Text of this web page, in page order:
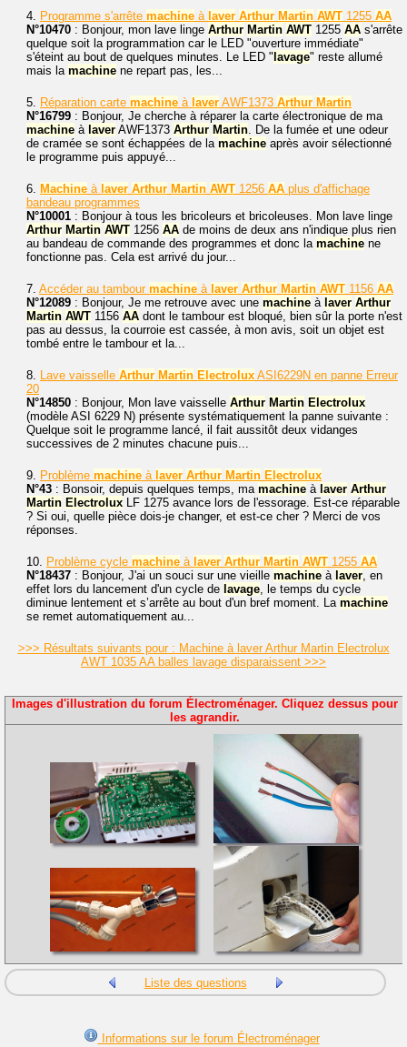
4. Programme s'arrête machine à laver Arthur Martin AWT 1255 AA
N°10470 : Bonjour, mon lave linge Arthur Martin AWT 1255 AA s'arrête
quelque soit la programmation car le LED "ouverture immédiate"
s'éteint au bout de quelques minutes. Le LED " lavage" reste allumé
mais la machine ne repart pas, les...
5. Réparation carte machine à laver AWF1373 Arthur Martin
N°16799 : Bonjour, Je cherche à réparer la carte électronique de ma
machine à laver AWF1373 Arthur Martin. De la fumée et une odeur
de cramée se sont échappées de la machine après avoir sélectionné
le programme puis appuyé...
6. Machine à laver Arthur Martin AWT 1256 AA plus d'affichage
bandeau programmes
N°10001 : Bonjour à tous les bricoleurs et bricoleuses. Mon lave linge
Arthur Martin AWT 1256 AA de moins de deux ans n'indique plus rien
au bandeau de commande des programmes et donc la machine ne
fonctionne pas. Cela est arrivé du jour...
7. Accéder au tambour machine à laver Arthur Martin AWT 1156 AA
N°12089 : Bonjour, Je me retrouve avec une machine à laver Arthur
Martin AWT 1156 AA dont le tambour est bloqué, bien sûr la porte n'est
pas au dessus, la courroie est cassée, à mon avis, soit un objet est
tombé entre le tambour et la...
8. Lave vaisselle Arthur Martin Electrolux ASI6229N en panne Erreur
20
N°14850 : Bonjour, Mon lave vaisselle Arthur Martin Electrolux
(modèle ASI 6229 N) présente systématiquement la panne suivante :
Quelque soit le programme lancé, il fait aussitôt deux vidanges
successives de 2 minutes chacune puis...
9. Problème machine à laver Arthur Martin Electrolux
N°43 : Bonsoir, depuis quelques temps, ma machine à laver Arthur
Martin Electrolux LF 1275 avance lors de l'essorage. Est-ce réparable
? Si oui, quelle pièce dois-je changer, et est-ce cher ? Merci de vos
réponses.
10. Problème cycle machine à laver Arthur Martin AWT 1255 AA
N°18437 : Bonjour, J'ai un souci sur une vieille machine à laver, en
effet lors du lancement d'un cycle de lavage, le temps du cycle
diminue lentement et s’arrête au bout d'un bref moment. La machine
se remet automatiquement au...
>>> Résultats suivants pour : Machine à laver Arthur Martin Electrolux
AWT 1035 AA balles lavage disparaissent >>>
Images d'illustration du forum Électroménager. Cliquez dessus pour
les agrandir.
Liste des questions
Informations sur le forum Électroménager